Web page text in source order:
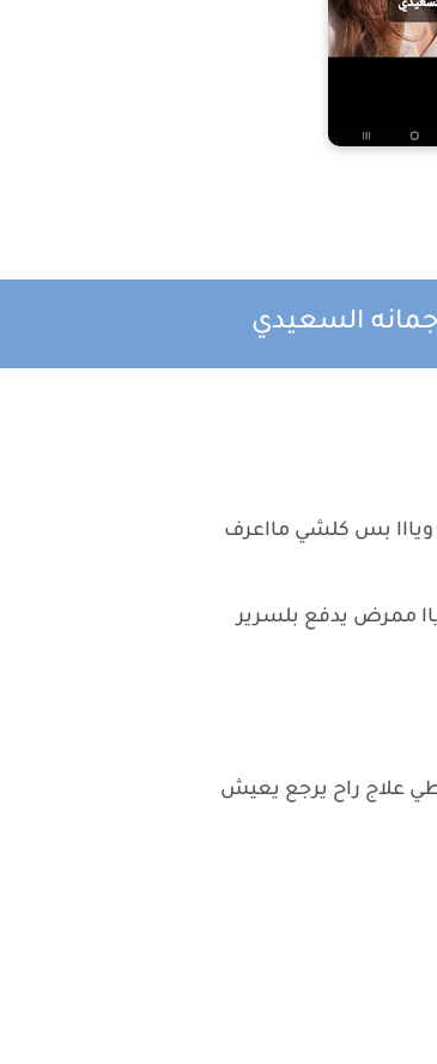
جمانه السعيدي
بس كلشي مااعرف
ممرض يدفع بلسرير
علاج راح يرجع يعيش